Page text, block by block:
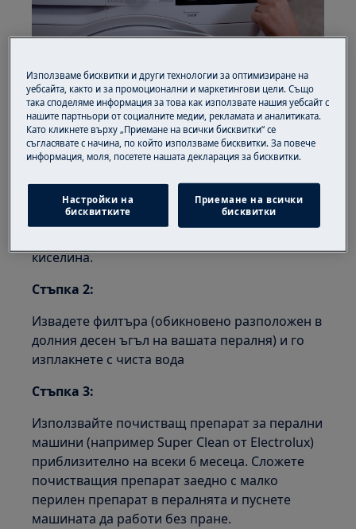
лесни стъпки и я предпазете от неприятни
миризми, замърсявания и осигурете дълъг
живот на уреда.
Стъпка 1:
Внимателно почистете гуменото уплътнение
на вашата пералня от косми, късове тъкани и
други замърсявания. Подходящи са и меки
киселина.
Стъпка 2:
Извадете филтъра (обикновено разположен в
долния десен ъгъл на вашата пералня) и го
изплакнете с чиста вода
Стъпка 3:
Използвайте почистващ препарат за перални
машини (например Super Clean от Electrolux)
приблизително на всеки 6 месеца. Сложете
почистващия препарат заедно с малко
перилен препарат в пералнята и пуснете
машината да работи без пране.
Използваме бисквитки и други технологии за оптимизиране на
уебсайта, както и за промоционални и маркетингови цели. Също
така споделяме информация за това как използвате нашия уебсайт с
нашите партньори от социалните медии, рекламата и аналитиката.
Като кликнете върху „Приемане на всички бисквитки“ се
съгласявате с начина, по който използваме бисквитки. За повече
информация, моля, посетете нашата декларация за бисквитки.
Настройки на
бисквитките
Приемане на всички
бисквитки